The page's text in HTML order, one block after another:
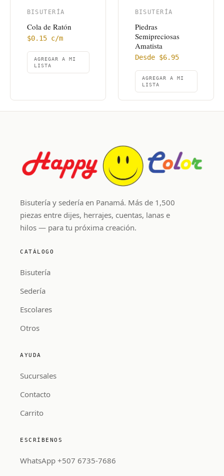
BISUTERÍA
Cola de Ratón
$0.15c/m
AGREGAR A MI
LISTA
BISUTERÍA
Piedras
Semipreciosas
Amatista
Desde $6.95
AGREGAR A MI
LISTA
Bisutería y sedería en Panamá. Más de 1,500
piezas entre dijes, herrajes, cuentas, lanas e
hilos — para tu próxima creación.
CATÁLOGO
Bisutería
Sedería
Escolares
Otros
AYUDA
Sucursales
Contacto
Carrito
ESCRÍBENOS
WhatsApp +507 6735-7686